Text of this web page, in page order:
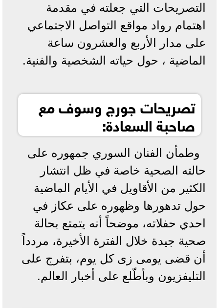
التصريحات التي جعلته في مقدمة
اهتمام رواد مواقع التواصل الاجتماعي
على مدار الأربع والعشرون ساعة
الماضية ، حول حياته الشخصية والفنية.
تصريحات جورج وسوف مع
صاحبة السعادة:
وطمأن الفنان السوري جمهوره على
حالته الصحية خاصة في ظل انتشار
الكثير من الأقاويل في الأيام الماضية
حول تدهورها وظهوره على عكاز في
احدي حفلاته، موضحاً أنه يتمتع بحالة
صحية جيدة خلال الفترة الأخيرة، مردداً
أن قضى يومى زى كل يوم، بتفرج على
التليفزيون وبأطّلع على أخبار العالم.